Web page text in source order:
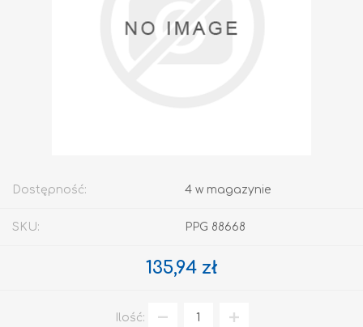
Dostępność: 4 w magazynie
SKU: PPG 88668
135,94 zł
Ilość: